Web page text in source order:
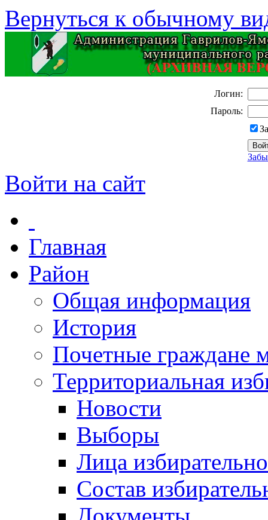
Вернуться к обычному
Логин:
Пароль:
Войти на сайт
Главная
Район
Общая информация
История
Почетные граждане
Территориальная
Новости
Выборы
Лица
Состав